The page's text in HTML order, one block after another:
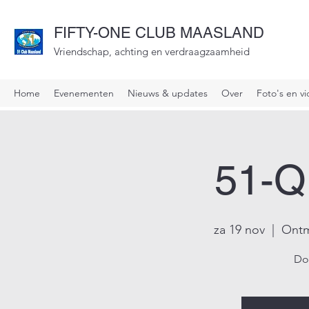
FIFTY-ONE CLUB MAASLAND
Vriendschap, achting en verdraagzaamheid
Home Evenementen Nieuws & updates Over Foto's en
51-
za 19 nov